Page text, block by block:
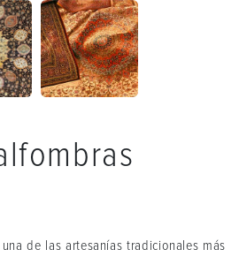
de las artesanías tradicionales más